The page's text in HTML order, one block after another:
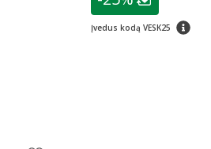
nuolaida: Lojalumo
Įvedus kodą VESK25 patarimas